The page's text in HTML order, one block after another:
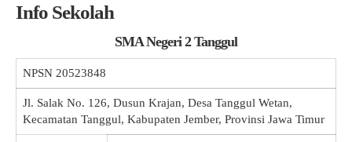
Info Sekolah
SMA Negeri 2 Tanggul
NPSN 20523848
Jl. Salak No. 126, Dusun Krajan, Desa Tanggul Wetan,
Kecamatan Tanggul, Kabupaten Jember, Provinsi Jawa Timur